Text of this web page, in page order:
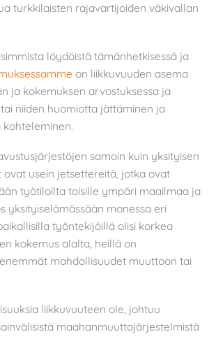
turkkilaisten rajavartijoiden väkivallan
löydöistä tämänhetkisessä ja
on liikkuvuuden asema
ja kokemuksen arvostuksessa ja
niiden huomiotta jättäminen ja
samoin kuin yksityisen
usein jetsettereitä, jotka ovat
työtiloilta toisille ympäri maailmaa ja
yksityiselämässään monessa eri
työntekijöillä olisi korkea
kokemus alalta, heillä on
mahdollisuudet muuttoon tai
liikkuvuuteen ole, johtuu
maahanmuuttojärjestelmistä